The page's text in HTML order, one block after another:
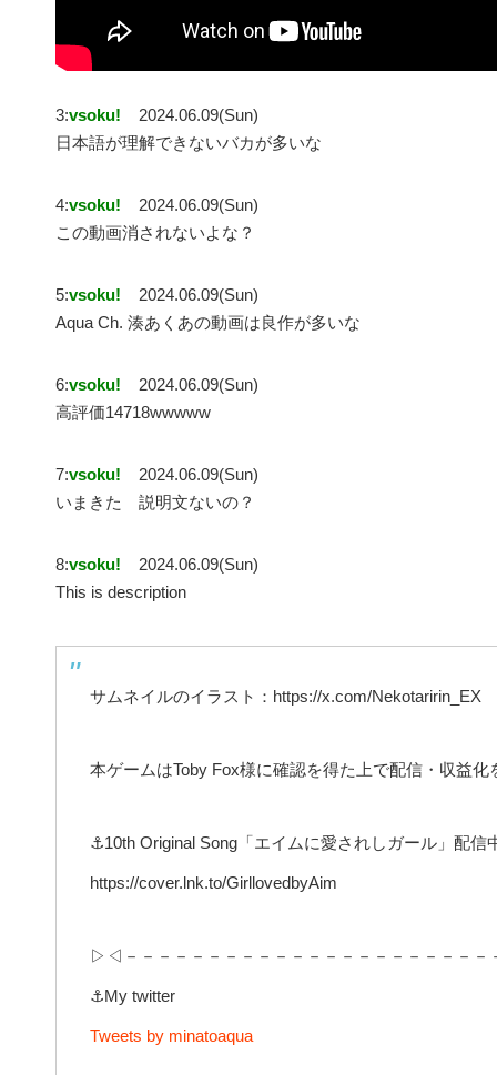
3:vsoku!
2024.06.09(Sun)
日本語が理解できないバカが多いな
4:vsoku!
2024.06.09(Sun)
この動画消されないよな？
5:vsoku!
2024.06.09(Sun)
Aqua Ch. 湊あくあの動画は良作が多いな
6:vsoku!
2024.06.09(Sun)
高評価14718wwwww
7:vsoku!
2024.06.09(Sun)
いまきた 説明文ないの？
8:vsoku!
2024.06.09(Sun)
This is description
サムネイルのイラスト：https://x.com/Nekotaririn_EX
本ゲームはToby Fox様に確認を得た上で配信・収益化
⚓10th Original Song「エイムに愛されしガール」配信
https://cover.lnk.to/GirllovedbyAim
▷◁－－－－－－－－－－－－－－－－－－－－－
⚓My twitter
Tweets by minatoaqua